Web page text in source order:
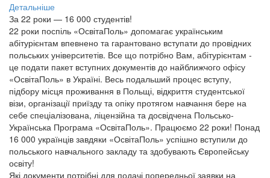
Детальніше
За 22 роки — 16 000 студентів!
22 роки поспіль «ОсвітаПоль» допомагає українським
абітурієнтам впевнено та гарантовано вступати до провідних
польських університетів. Все що потрібно Вам, абітурієнтам -
це подати пакет вступних документів до найближчого офісу
«ОсвітаПоль» в Україні. Весь подальший процес вступу,
підбору місця проживання в Польщі, відкриття студентської
візи, організації приїзду та опіку протягом навчання бере на
себе спеціалізована, ліцензійна та досвідчена Польсько-
Українська Програма «ОсвітаПоль». Працюємо 22 роки! Понад
16 000 українців завдяки «ОсвітаПоль» успішно вступили до
польського навчального закладу та здобувають Європейську
освіту!
Які документи потрібні для подачі попередньої заявки на